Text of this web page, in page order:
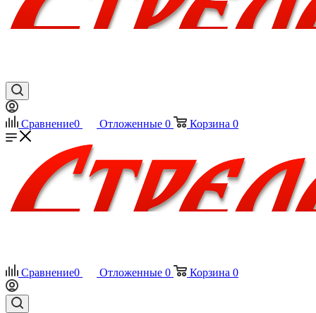
Сравнение0 Отложенные 0 Корзина 0
Сравнение0 Отложенные 0 Корзина 0